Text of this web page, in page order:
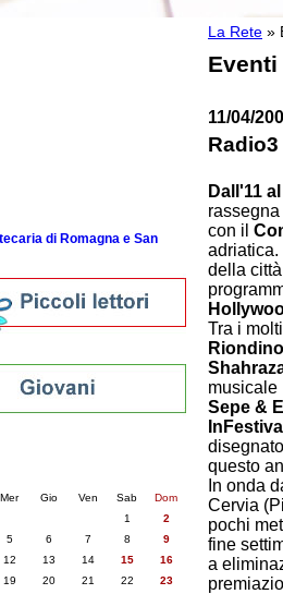
La Rete »
Eventi
11/04/
Dall'11
con il
adriatica.
della
Tra i
musicale
Sepe &
questo
In onda
Cervia
pochi
fine
a
di Romagna e San
Mer Gio Ven Sab
Dom
1
2
5 6 7 8
9
12 13 14 15
16
19 20 21 22
23